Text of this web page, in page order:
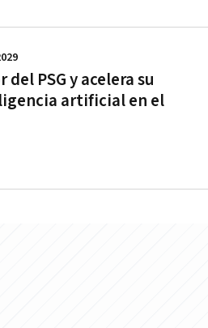
PSG y acelera su
artificial en el